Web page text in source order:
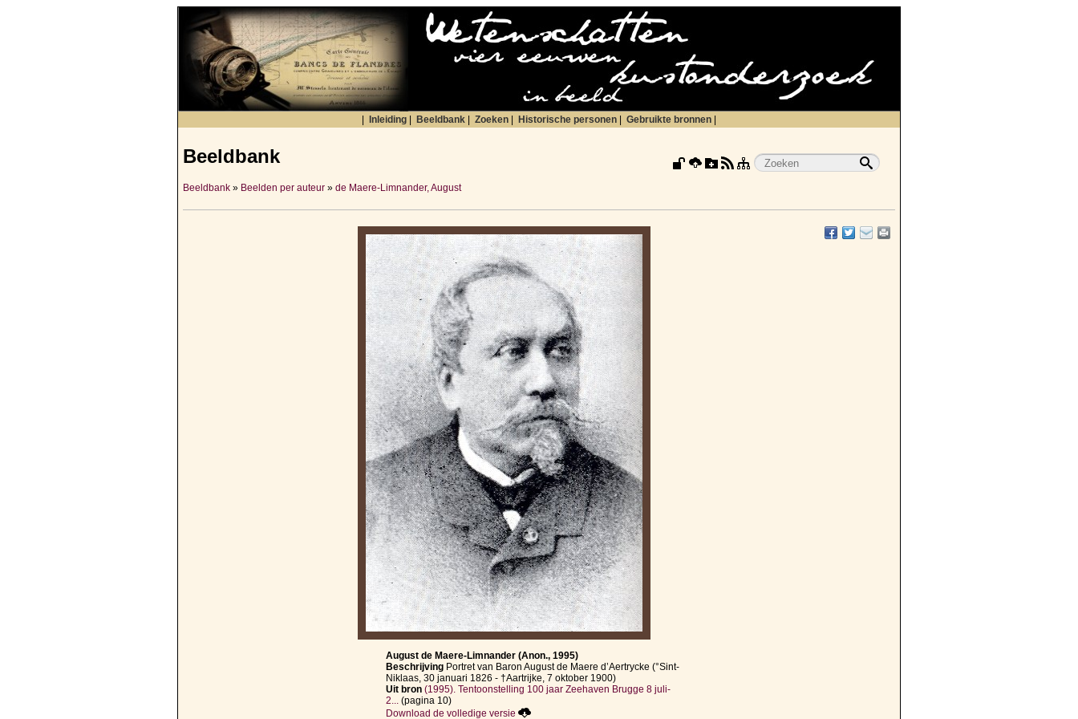
Inleiding Beeldbank Zoeken Historische personen Gebruikte bronnen
Beeldbank
Beeldbank » Beelden per auteur » de Maere-Limnander, August
August de Maere-Limnander (Anon., 1995)
Beschrijving Portret van Baron August de Maere d’Aertrycke (°Sint-
Niklaas, 30 januari 1826 - †Aartrijke, 7 oktober 1900)
Uit bron (1995). Tentoonstelling 100 jaar Zeehaven Brugge 8 juli-
2...(pagina 10)
Download de volledige versie